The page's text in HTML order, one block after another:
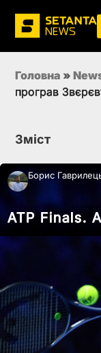
Головна »
програв
Зміст
Борис
ATP Finals.